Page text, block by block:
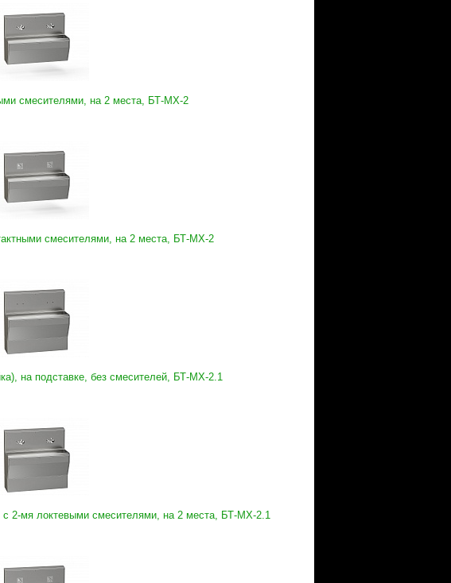
смесителями, на 2 места, БТ-МХ-2
смесителями, на 2 места, БТ-МХ-2
на подставке, без смесителей, БТ-МХ-2.1
с 2-мя локтевыми смесителями, на 2 места, БТ-МХ-2.1